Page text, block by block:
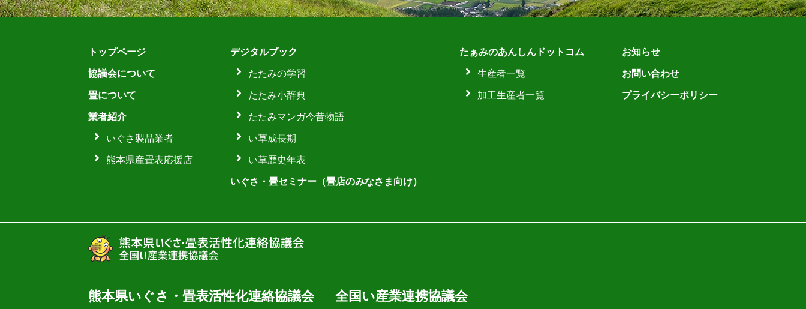
トップページ
協議会について
畳について
業者紹介
いぐさ製品業者
熊本県産畳表応援店
デジタルブック
たたみの学習
たたみ小辞典
たたみマンガ今昔物語
い草成長期
い草歴史年表
いぐさ・畳セミナー（畳店のみなさま向け）
たぁみのあんしんドットコム
生産者一覧
加工生産者一覧
お知らせ
お問い合わせ
プライバシーポリシー
熊本県いぐさ・畳表活性化連絡協議会 全国い産業連携協議会